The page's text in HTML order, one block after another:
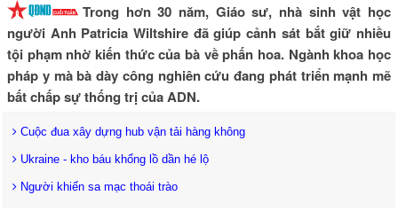
Trong hơn 30 năm, Giáo sư, nhà sinh vật học
người Anh Patricia Wiltshire đã giúp cảnh sát bắt giữ nhiều
tội phạm nhờ kiến ​​thức của bà về phấn hoa. Ngành khoa học
pháp y mà bà dày công nghiên cứu đang phát triển mạnh mẽ
bất chấp sự thống trị của ADN.
Cuộc đua xây dựng hub vận tải hàng không
Ukraine - kho báu khổng lồ dần hé lộ
Người khiến sa mạc thoái trào